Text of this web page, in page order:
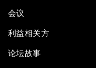
会议
利益相关方
论坛故事